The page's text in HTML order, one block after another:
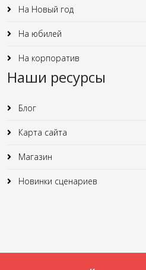
На Новый год
На юбилей
На корпоратив
Наши ресурсы
Блог
Карта сайта
Магазин
Новинки сценариев